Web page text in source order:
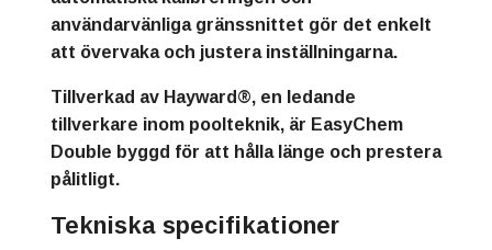
användarvänliga gränssnittet gör det enkelt
att övervaka och justera inställningarna.
Tillverkad av Hayward®, en ledande
tillverkare inom poolteknik, är EasyChem
Double byggd för att hålla länge och prestera
pålitligt.
Tekniska specifikationer